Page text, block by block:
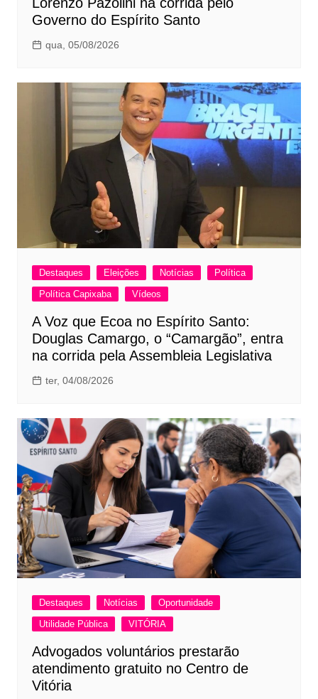
Governo do Espírito Santo
qua, 05/08/2026
Destaques Eleições Notícias
Política
Política Capixaba
Vídeos
A Voz que Ecoa no Espírito Santo:
Douglas Camargo, o “Camargão”, entra
na corrida pela Assembleia Legislativa
ter, 04/08/2026
Destaques Notícias
Oportunidade
Utilidade Pública
VITÓRIA
Advogados voluntários prestarão
atendimento gratuito no Centro de
Vitória